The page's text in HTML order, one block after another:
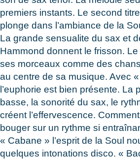
premiers instants. Le second
plonge dans l’ambiance de la
La grande sensualite du sax et
Hammond donnent le frisson.
ses morceaux comme des
au centre de sa musique. Avec
l’euphorie est bien présente. La
basse, la sonorité du sax, le
créent l’effervescence.
bouger sur un rythme si
« Cabane » l’esprit de la Soul
quelques intonations disco. «